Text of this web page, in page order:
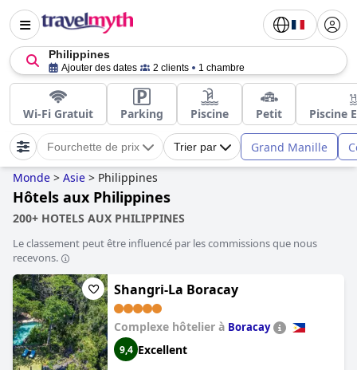
Philippines
Ajouter des dates 2 clients 1 chambre
Wi-Fi Gratuit Parking Piscine Petit Piscine
Fourchette de prix Trier par Grand Manille
Monde > Asie > Philippines
Hôtels aux Philippines
200+ HOTELS AUX PHILIPPINES
Le classement peut être influencé par les commissions que nous
recevons.
Shangri-La Boracay
Complexe hôtelier à Boracay
9,4 Excellent